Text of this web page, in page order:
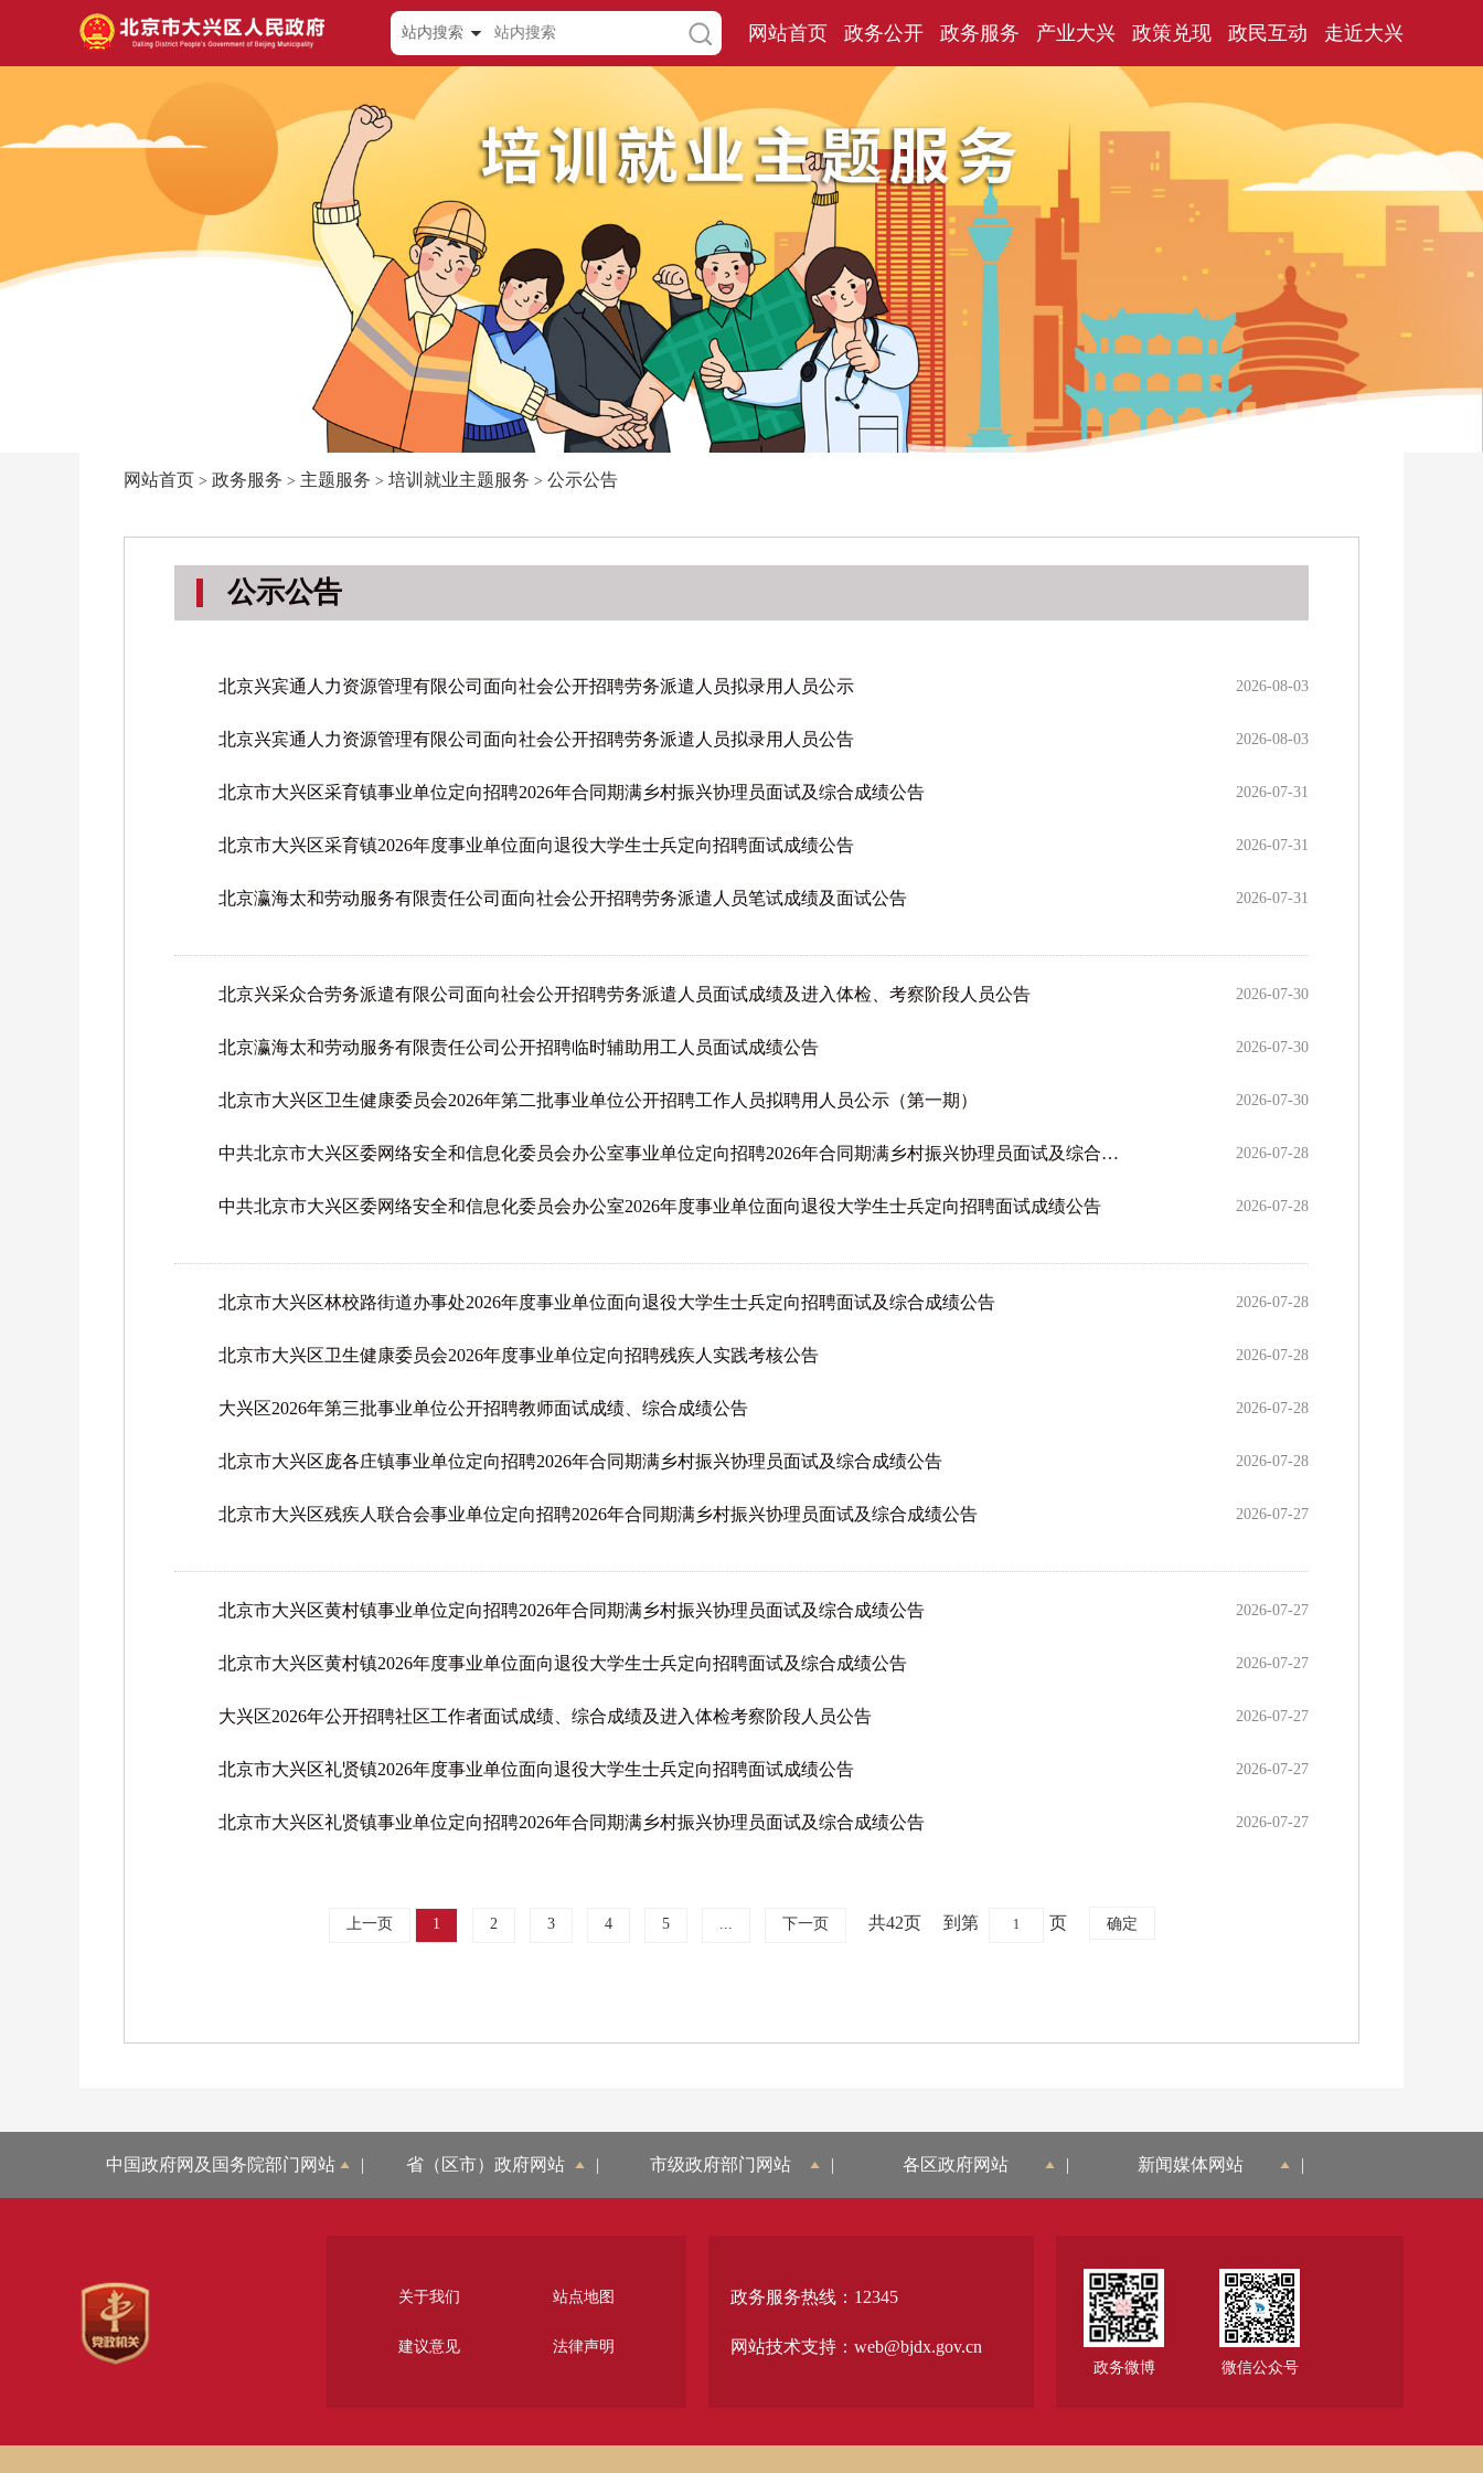
站内搜索 网站首页 政务公开 政务服务 产业大兴 政策兑现 政民互动 走近大兴
网站首页 > 政务服务 > 主题服务 > 培训就业主题服务 > 公示公告
公示公告
北京兴宾通人力资源管理有限公司面向社会公开招聘劳务派遣人员拟录用人员公示 2026-08-03
北京兴宾通人力资源管理有限公司面向社会公开招聘劳务派遣人员拟录用人员公告 2026-08-03
北京市大兴区采育镇事业单位定向招聘2026年合同期满乡村振兴协理员面试及综合成绩公告 2026-07-31
北京市大兴区采育镇2026年度事业单位面向退役大学生士兵定向招聘面试成绩公告 2026-07-31
北京瀛海太和劳动服务有限责任公司面向社会公开招聘劳务派遣人员笔试成绩及面试公告 2026-07-31
北京兴采众合劳务派遣有限公司面向社会公开招聘劳务派遣人员面试成绩及进入体检、考察阶段人员公告 2026-07-30
北京瀛海太和劳动服务有限责任公司公开招聘临时辅助用工人员面试成绩公告 2026-07-30
北京市大兴区卫生健康委员会2026年第二批事业单位公开招聘工作人员拟聘用人员公示（第一期） 2026-07-30
中共北京市大兴区委网络安全和信息化委员会办公室事业单位定向招聘2026年合同期满乡村振兴协理员面试及综合成绩公告 2026-07-28
中共北京市大兴区委网络安全和信息化委员会办公室2026年度事业单位面向退役大学生士兵定向招聘面试成绩公告 2026-07-28
北京市大兴区林校路街道办事处2026年度事业单位面向退役大学生士兵定向招聘面试及综合成绩公告 2026-07-28
北京市大兴区卫生健康委员会2026年度事业单位定向招聘残疾人实践考核公告 2026-07-28
大兴区2026年第三批事业单位公开招聘教师面试成绩、综合成绩公告 2026-07-28
北京市大兴区庞各庄镇事业单位定向招聘2026年合同期满乡村振兴协理员面试及综合成绩公告 2026-07-28
北京市大兴区残疾人联合会事业单位定向招聘2026年合同期满乡村振兴协理员面试及综合成绩公告 2026-07-27
北京市大兴区黄村镇事业单位定向招聘2026年合同期满乡村振兴协理员面试及综合成绩公告 2026-07-27
北京市大兴区黄村镇2026年度事业单位面向退役大学生士兵定向招聘面试及综合成绩公告 2026-07-27
大兴区2026年公开招聘社区工作者面试成绩、综合成绩及进入体检考察阶段人员公告 2026-07-27
北京市大兴区礼贤镇2026年度事业单位面向退役大学生士兵定向招聘面试成绩公告 2026-07-27
北京市大兴区礼贤镇事业单位定向招聘2026年合同期满乡村振兴协理员面试及综合成绩公告 2026-07-27
上一页 1 2 3 4 5 ... 下一页 共42页 到第 页
中国政府网及国务院部门网站 | 省（区市）政府网站 | 市级政府部门网站 | 各区政府网站 | 新闻媒体网站 |
关于我们 站点地图
建议意见 法律声明
政务服务热线：12345
网站技术支持：web@bjdx.gov.cn
政务微博 微信公众号